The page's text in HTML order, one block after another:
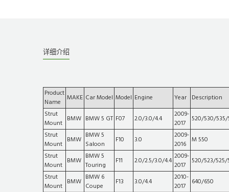
详细介绍
Product
Name
MAKE Car Model Model Engine Year Description
Strut
Mount BMW BMW 5 GT F07 2.0/3.0/4.4
2009-
2017 520/530/
Strut
Mount BMW BMW 5
Saloon
F10 3.0
2009-
2016 M 550
Strut
Mount BMW BMW 5
Touring
F11 2.0/2.5/3.0/4.4 2009-
2017 520/523/
Strut
Mount BMW BMW 6
Coupe
F13 3.0/4.4
2010-
2017
640/650